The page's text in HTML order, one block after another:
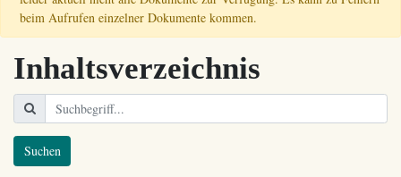
beim Aufrufen einzelner Dokumente kommen.
Inhaltsverzeichnis
Suchen